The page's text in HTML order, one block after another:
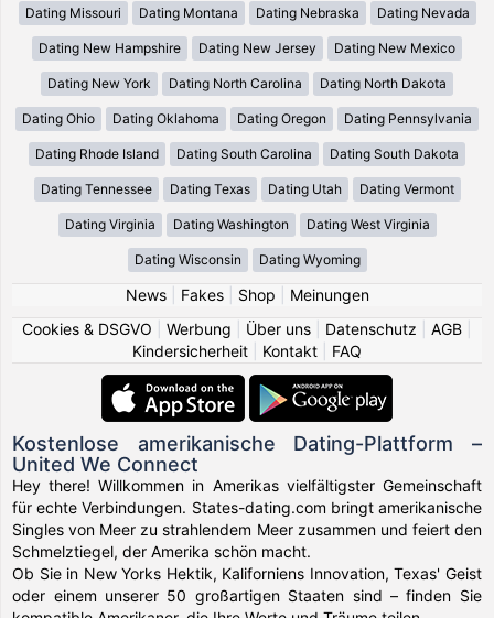
Dating Missouri Dating Montana Dating Nebraska Dating Nevada
Dating New Hampshire Dating New Jersey Dating New Mexico
Dating New York Dating North Carolina Dating North Dakota
Dating Ohio Dating Oklahoma Dating Oregon Dating Pennsylvania
Dating Rhode Island Dating South Carolina Dating South Dakota
Dating Tennessee Dating Texas Dating Utah Dating Vermont
Dating Virginia Dating Washington Dating West Virginia
Dating Wisconsin Dating Wyoming
News| Fakes| Shop
Meinungen
Cookies & DSGVO
Werbung Über uns Datenschutz AGB
Kindersicherheit
Kontakt FAQ
Kostenlose amerikanische Dating-Plattform –
United We Connect
Hey there! Willkommen in Amerikas vielfältigster Gemeinschaft
für echte Verbindungen. States-dating.com bringt amerikanische
Singles von Meer zu strahlendem Meer zusammen und feiert den
Schmelztiegel, der Amerika schön macht.
Ob Sie in New Yorks Hektik, Kaliforniens Innovation, Texas' Geist
oder einem unserer 50 großartigen Staaten sind – finden Sie